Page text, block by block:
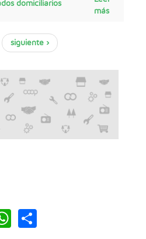
domiciliarios
más
siguiente ›
WhatsApp